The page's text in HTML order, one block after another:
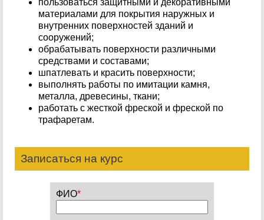
материалами для покрытия наружных и
внутренних поверхностей зданий и
сооружений;
обрабатывать поверхности различными
средствами и составами;
шпатлевать и красить поверхности;
выполнять работы по имитации камня,
металла, древесины, ткани;
работать с жесткой фреской и фреской по
трафаретам.
Записаться на курс
ФИО*